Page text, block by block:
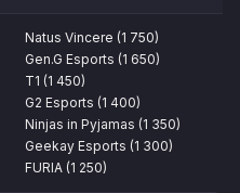
Natus Vincere (1 750)
Gen.G Esports (1 650)
T1 (1 450)
G2 Esports (1 400)
Ninjas in Pyjamas (1 350)
Geekay Esports (1 300)
FURIA (1 250)